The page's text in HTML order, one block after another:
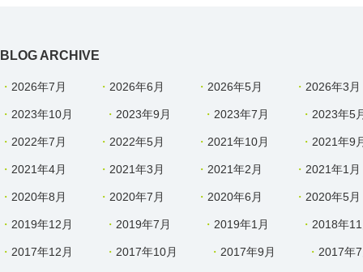
BLOG ARCHIVE
2026年7月 2026年6月 2026年5月 2026年3月
2023年10月 2023年9月 2023年7月 2023年5
2022年7月 2022年5月 2021年10月 2021年9
2021年4月 2021年3月 2021年2月 2021年1月
2020年8月 2020年7月 2020年6月 2020年5月
2019年12月 2019年7月 2019年1月 2018年
2017年12月 2017年10月 2017年9月 2017年